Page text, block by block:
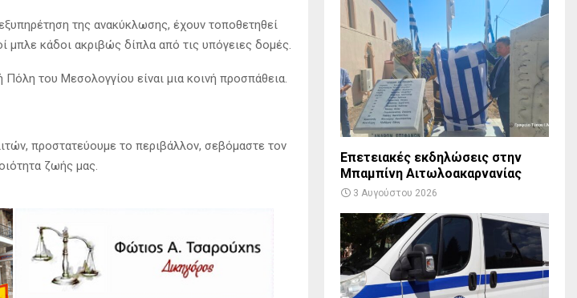
της ανακύκλωσης, έχουν τοποθετηθεί
μπλε κάδοι ακριβώς δίπλα από τις υπόγειες δομές.
Πόλη του Μεσολογγίου είναι μια κοινή προσπάθεια.
προστατεύουμε το περιβάλλον, σεβόμαστε τον
ζωής μας.
Επετειακές εκδηλώσεις στην
Μπαμπίνη Αιτωλοακαρνανίας
3 Αυγούστου 2026